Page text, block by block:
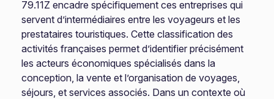
79.11Z encadre spécifiquement ces entreprises qui
servent d’intermédiaires entre les voyageurs et les
prestataires touristiques. Cette classification des
activités françaises permet d’identifier précisément
les acteurs économiques spécialisés dans la
conception, la vente et l’organisation de voyages,
séjours, et services associés. Dans un contexte où